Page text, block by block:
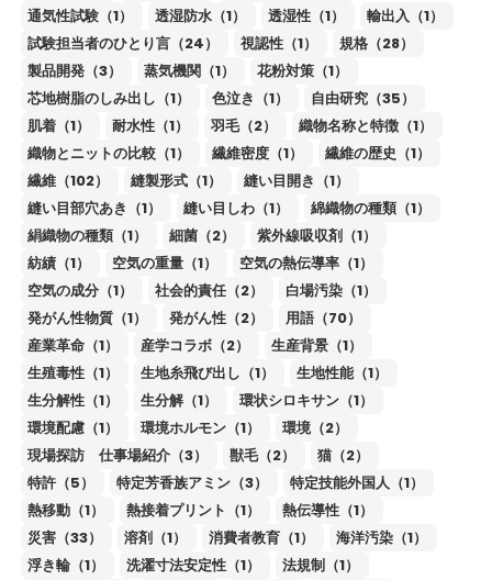
通気性試験（1）
透湿防水（1） 透湿性（1）
輸出入（1）
試験担当者のひとり言（24）
視認性（1）
規格（28）
製品開発（3）
蒸気機関（1）
花粉対策（1）
芯地樹脂のしみ出し（1）
色泣き（1）
自由研究（35）
肌着（1）
耐水性（1） 羽毛（2）
織物名称と特徴（1）
織物とニットの比較（1）
繊維密度（1）
繊維の歴史（1）
繊維（102）
縫製形式（1）
縫い目開き（1）
縫い目部穴あき（1）
縫い目しわ（1）
綿織物の種類（1）
絹織物の種類（1）
細菌（2）
紫外線吸収剤（1）
紡績（1）
空気の重量（1）
空気の熱伝導率（1）
空気の成分（1）
社会的責任（2）
白場汚染（1）
発がん性物質（1）
発がん性（2）
用語（70）
産業革命（1）
産学コラボ（2）
生産背景（1）
生殖毒性（1）
生地糸飛び出し（1）
生地性能（1）
生分解性（1）
生分解（1）
環状シロキサン（1）
環境配慮（1）
環境ホルモン（1）
環境（2）
現場探訪 仕事場紹介（3）
獣毛（2）
猫（2）
特許（5）
特定芳香族アミン（3）
特定技能外国人（1）
熱移動（1）
熱接着プリント（1）
熱伝導性（1）
災害（33）
溶剤（1） 消費者教育（1）
海洋汚染（1）
浮き輪（1）
洗濯寸法安定性（1）
法規制（1）